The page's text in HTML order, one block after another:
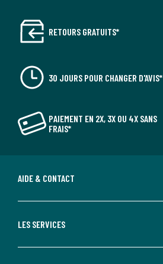
RETOURS GRATUITS*
30 JOURS POUR CHANGER D'AVIS*
PAIEMENT EN 2X, 3X OU 4X SANS
FRAIS*
AIDE & CONTACT
LES SERVICES